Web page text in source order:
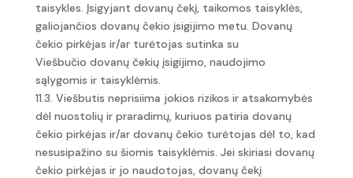
taisykles. Įsigyjant dovanų čekį, taikomos taisyklės,
galiojančios dovanų čekio įsigijimo metu. Dovanų
čekio pirkėjas ir/ar turėtojas sutinka su
Viešbučio dovanų čekių įsigijimo, naudojimo
sąlygomis ir taisyklėmis.
11.3. Viešbutis neprisiima jokios rizikos ir atsakomybės
dėl nuostolių ir praradimų, kuriuos patiria dovanų
čekio pirkėjas ir/ar dovanų čekio turėtojas dėl to, kad
nesusipažino su šiomis taisyklėmis. Jei skiriasi dovanų
čekio pirkėjas ir jo naudotojas, dovanų čekį